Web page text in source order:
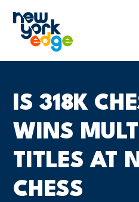
IS 318K
WINS
TITLES AT
CHESS